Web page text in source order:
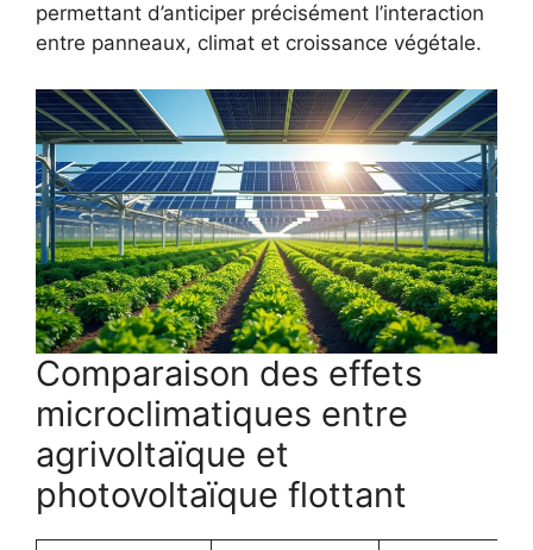
permettant d’anticiper précisément l’interaction
entre panneaux, climat et croissance végétale.
Comparaison des effets
microclimatiques entre
agrivoltaïque et
photovoltaïque flottant